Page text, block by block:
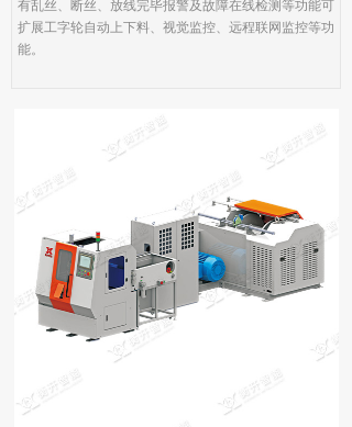
有乱丝、断丝、放线完毕报警及故障在线检测等功能可
扩展工字轮自动上下料、视觉监控、远程联网监控等功
能。